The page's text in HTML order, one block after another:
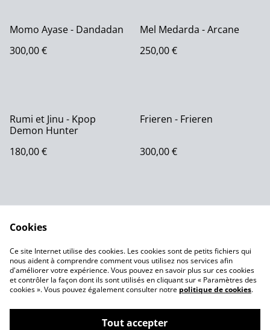
Momo Ayase - Dandadan
300,00 €
Mel Medarda - Arcane
250,00 €
Rumi et Jinu - Kpop
Demon Hunter
180,00 €
Frieren - Frieren
300,00 €
Contactez-nous
Conditions
Politique de
confidentialité
Politique de cookies
Cookies
Ce site Internet utilise des cookies. Les cookies sont de petits fichiers qui
nous aident à comprendre comment vous utilisez nos services afin
d'améliorer votre expérience. Vous pouvez en savoir plus sur ces cookies
et contrôler la façon dont ils sont utilisés en cliquant sur « Paramètres des
cookies ». Vous pouvez également consulter notre politique de cookies.
Tout accepter